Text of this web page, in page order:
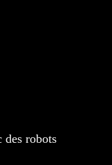
des robots